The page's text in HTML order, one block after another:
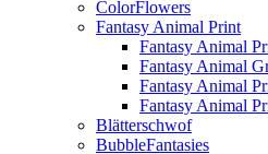
ColorFlowers
Fantasy Animal Print
Fantasy Animal
Fantasy Animal
Fantasy Animal
Fantasy Animal
Blätterschwof
BubbleFantasies